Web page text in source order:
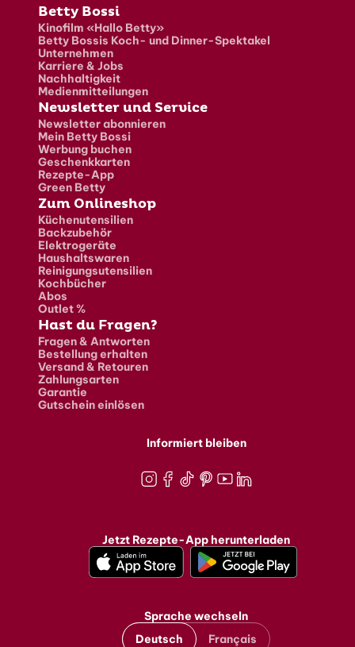
Fusszeile
Betty Bossi
Kinofilm «Hallo Betty»
Betty Bossis Koch- und Dinner-Spektakel
Unternehmen
Karriere & Jobs
Nachhaltigkeit
Medienmitteilungen
Newsletter und Service
Newsletter abonnieren
Mein Betty Bossi
Werbung buchen
Geschenkkarten
Rezepte-App
Green Betty
Zum Onlineshop
Küchenutensilien
Backzubehör
Elektrogeräte
Haushaltswaren
Reinigungsutensilien
Kochbücher
Abos
Outlet %
Hast du Fragen?
Fragen & Antworten
Bestellung erhalten
Versand & Retouren
Zahlungsarten
Garantie
Gutschein einlösen
Informiert bleiben
Jetzt Rezepte-App herunterladen
Sprache wechseln
Deutsch
Français